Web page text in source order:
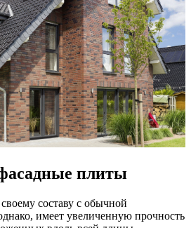
плиты
составу с обычной
имеет увеличенную прочность